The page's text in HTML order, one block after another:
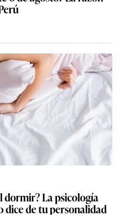
dormir? La psicología
dice de tu personalidad